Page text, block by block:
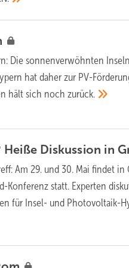
Die sonnenverwöhnten
hat daher zur PV-
hält sich nochzurück.
Heiße Diskussion in
Am 29. und 30. Mai findet
Konferenz statt. Experten
für Insel- und Photovoltaik-